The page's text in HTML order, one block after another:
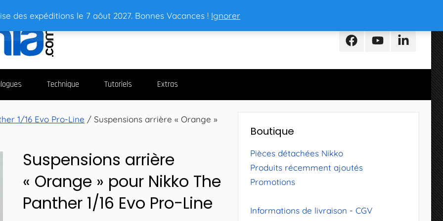
des expéditions le 7 aôut 2027. Bonnes Vacances ! Ignorer
FacebookYoutubeLinkedIn
Technique Tutoriels Extras
1/16 Evo Pro-Line / Suspensions arrière « Orange »
Suspensions arrière
« Orange » pour Nikko The
Panther 1/16 Evo Pro-Line
Boutique
Pièces détachées Nikko
Produits récemment ajoutés
Promotions
Informations de livraison - CGV